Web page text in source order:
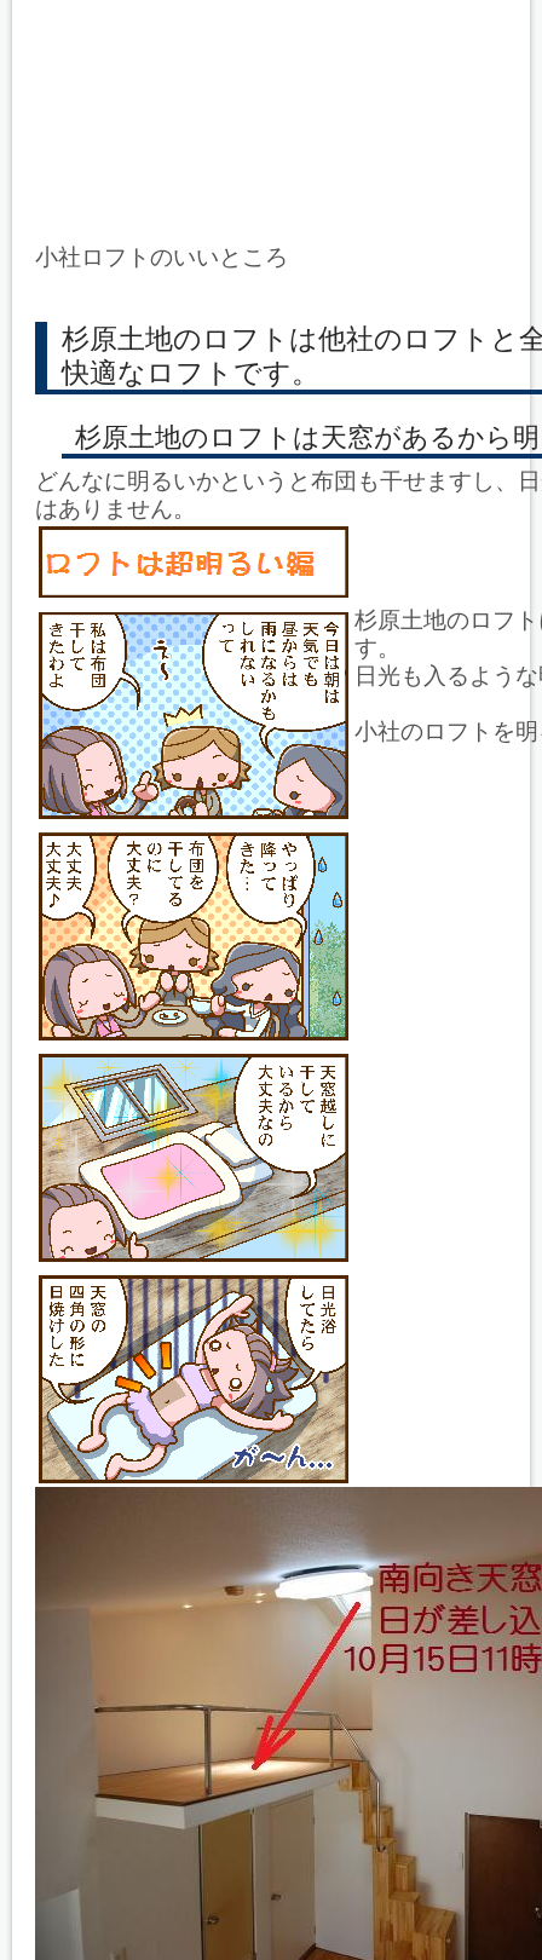
小社ロフトのいいところ
杉原土地のロフトは他社のロフトと
快適なロフトです。
杉原土地のロフトは天窓があるから
どんなに明るいかというと布団も干せますし、
はありません。
杉原土地のロフ
す。
日光も入るよう
小社のロフトを